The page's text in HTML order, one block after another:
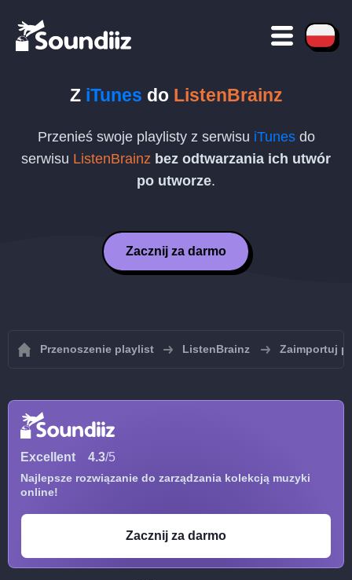
Z iTunes do ListenBrainz
Przenieś swoje playlisty z serwisu iTunesdo
serwisu ListenBrainz bez odtwarzania ich utwór
po utworze.
Zacznij za darmo
Przenoszenie playlist ListenBrainz Zaimportuj
Excellent 4.3/5
Najlepsze rozwiązanie do zarządzania kolekcją muzyki
online!
Zacznij za darmo